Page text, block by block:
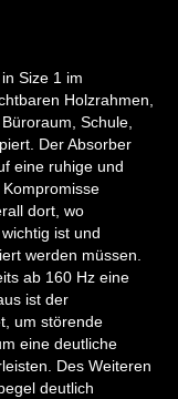
Size 1 im
Holzrahmen,
Schule,
Der Absorber
eine ruhige und
dort, wo
ist und
werden müssen.
ab 160 Hz eine
ist der
um störende
eine deutliche
Des Weiteren
deutlich